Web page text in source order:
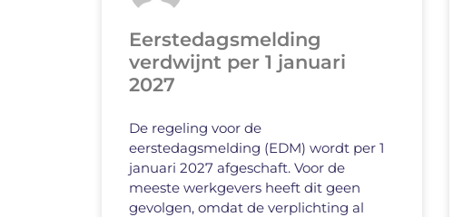
Eerstedagsmelding
verdwijnt per 1 januari
2027
De regeling voor de
eerstedagsmelding (EDM) wordt per 1
januari 2027 afgeschaft. Voor de
meeste werkgevers heeft dit geen
gevolgen, omdat de verplichting al